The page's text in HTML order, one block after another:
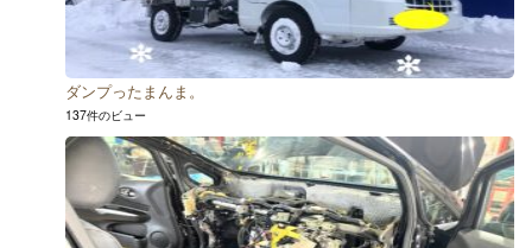
ダンプったまんま。
137件のビュー